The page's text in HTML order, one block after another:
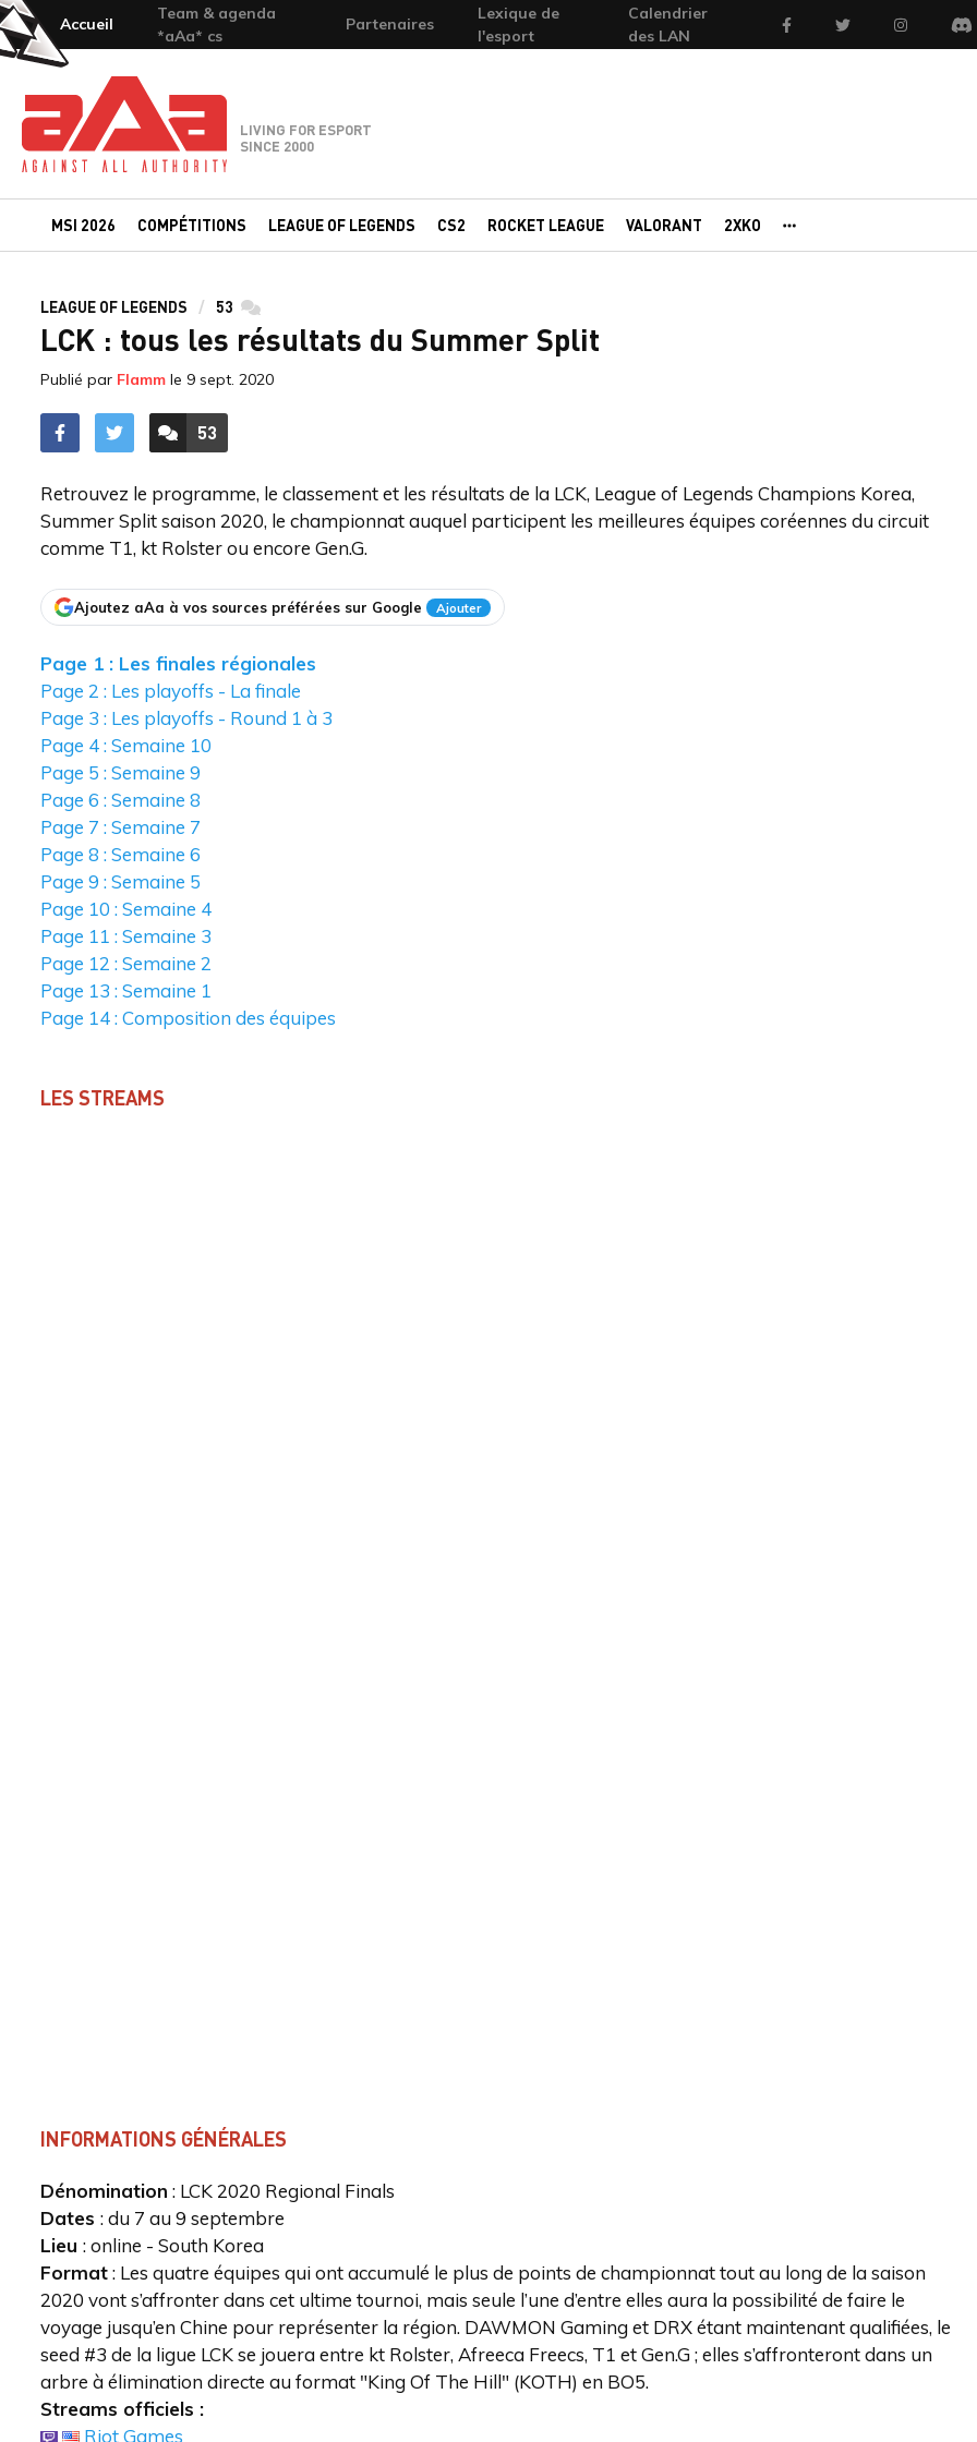
Accueil
Team & agenda
*aAa* cs
Partenaires
Lexique de
l'esport
Calendrier
des LAN
FacebookTwitter Instagram
Team-aAa - against All authority
LIVING FOR ESPORT
SINCE 2000
MSI 2026 COMPÉTITIONS LEAGUE OF LEGENDS CS2 ROCKET LEAGUE VALORANT 2XKO
LEAGUE OF LEGENDS 53 commentaires
LCK : tous les résultats du Summer Split
Publié par Flamm le 9 sept. 2020
ACCÉDER AUX
53
COMMENTAIRES
Retrouvez le programme, le classement et les résultats de la LCK, League of Legends Champions Korea,
Summer Split saison 2020, le championnat auquel participent les meilleures équipes coréennes du circuit
comme T1, kt Rolster ou encore Gen.G.
Ajoutez aAa à vos sources préférées sur Google Ajouter
Page 1 : Les finales régionales
Page 2 : Les playoffs - La finale
Page 3 : Les playoffs - Round 1 à 3
Page 4 : Semaine 10
Page 5 : Semaine 9
Page 6 : Semaine 8
Page 7 : Semaine 7
Page 8 : Semaine 6
Page 9 : Semaine 5
Page 10 : Semaine 4
Page 11 : Semaine 3
Page 12 : Semaine 2
Page 13 : Semaine 1
Page 14 : Composition des équipes
LES STREAMS
INFORMATIONS GÉNÉRALES
Dénomination : LCK 2020 Regional Finals
Dates : du 7 au 9 septembre
Lieu : online - South Korea
Format: Les quatre équipes qui ont accumulé le plus de points de championnat tout au long de la saison
2020 vont s’affronter dans cet ultime tournoi, mais seule l’une d’entre elles aura la possibilité de faire le
voyage jusqu’en Chine pour représenter la région. DAWMON Gaming et DRX étant maintenant qualifiées, le
seed #3 de la ligue LCK se jouera entre kt Rolster, Afreeca Freecs, T1 et Gen.G ; elles s’affronteront dans un
arbre à élimination directe au format "King Of The Hill" (KOTH) en BO5.
Streams officiels :
Riot Games